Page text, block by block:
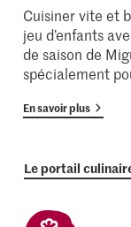
Cuisiner vite et
jeu d’enfants
de saison de
spécialement
En savoir plus
Le portail